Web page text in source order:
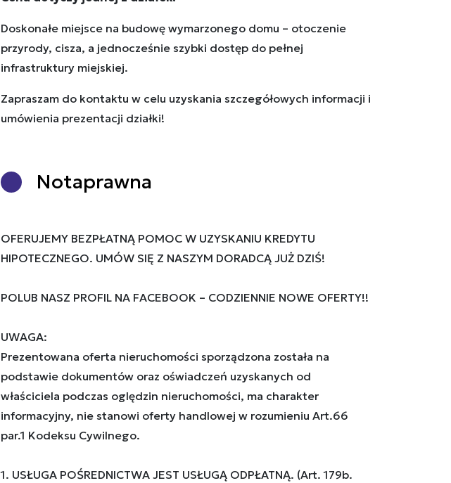
Doskonałe miejsce na budowę wymarzonego domu – otoczenie
przyrody, cisza, a jednocześnie szybki dostęp do pełnej
infrastruktury miejskiej.
Zapraszam do kontaktu w celu uzyskania szczegółowych informacji i
umówienia prezentacji działki!
Notaprawna
OFERUJEMY BEZPŁATNĄ POMOC W UZYSKANIU KREDYTU
HIPOTECZNEGO. UMÓW SIĘ Z NASZYM DORADCĄ JUŻ DZIŚ!
POLUB NASZ PROFIL NA FACEBOOK – CODZIENNIE NOWE OFERTY!!
UWAGA:
Prezentowana oferta nieruchomości sporządzona została na
podstawie dokumentów oraz oświadczeń uzyskanych od
właściciela podczas oględzin nieruchomości, ma charakter
informacyjny, nie stanowi oferty handlowej w rozumieniu Art.66
par.1 Kodeksu Cywilnego.
1. USŁUGA POŚREDNICTWA JEST USŁUGĄ ODPŁATNĄ. (Art. 179b.